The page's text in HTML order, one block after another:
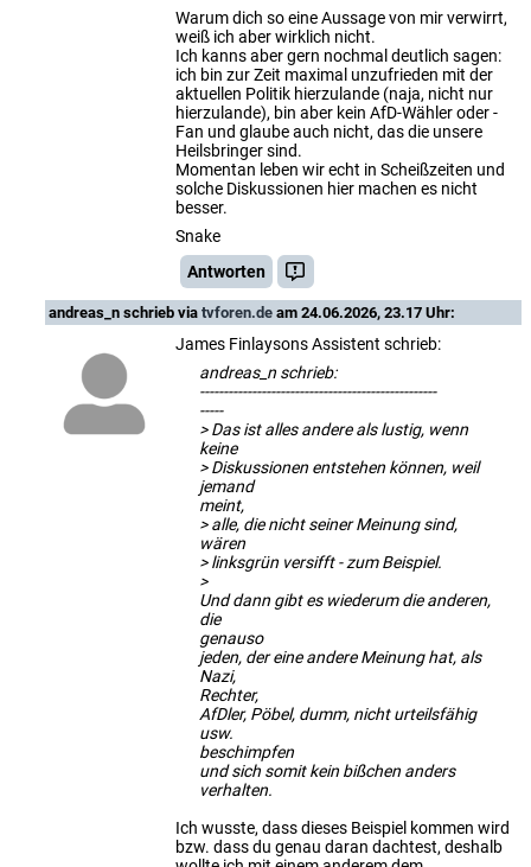
Warum dich so eine Aussage von mir verwirrt,
weiß ich aber wirklich nicht.
Ich kanns aber gern nochmal deutlich sagen:
ich bin zur Zeit maximal unzufrieden mit der
aktuellen Politik hierzulande (naja, nicht nur
hierzulande), bin aber kein AfD-Wähler oder -
Fan und glaube auch nicht, das die unsere
Heilsbringer sind.
Momentan leben wir echt in Scheißzeiten und
solche Diskussionen hier machen es nicht
besser.
Snake
Antworten
andreas_n schrieb via tvforen.de am 24.06.2026, 23.17 Uhr:
James Finlaysons Assistent schrieb:
andreas_n schrieb:
--------------------------------------------------
-----
> Das ist alles andere als lustig, wenn
keine
> Diskussionen entstehen können, weil
jemand
meint,
> alle, die nicht seiner Meinung sind,
wären
> linksgrün versifft - zum Beispiel.
>
Und dann gibt es wiederum die anderen,
die
genauso
jeden, der eine andere Meinung hat, als
Nazi,
Rechter,
AfDler, Pöbel, dumm, nicht urteilsfähig
usw.
beschimpfen
und sich somit kein bißchen anders
verhalten.
Ich wusste, dass dieses Beispiel kommen wird
bzw. dass du genau daran dachtest, deshalb